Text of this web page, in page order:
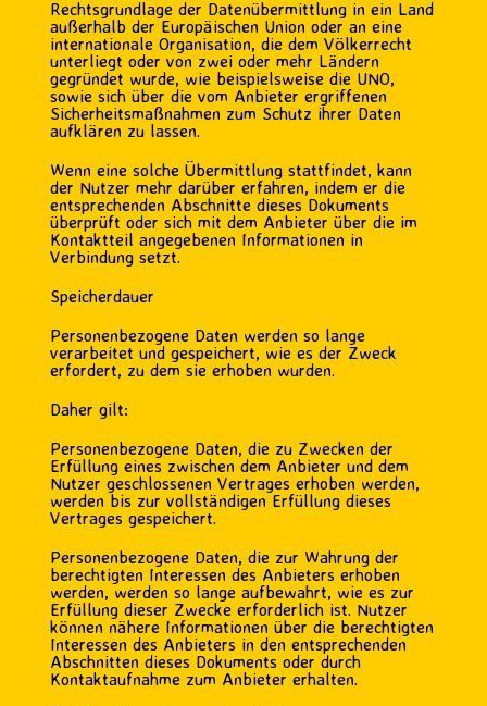
Rechtsgrundlage der Datenübermittlung in ein Land
außerhalb der Europäischen Union oder an eine
internationale Organisation, die dem Völkerrecht
unterliegt oder von zwei oder mehr Ländern
gegründet wurde, wie beispielsweise die UNO,
sowie sich über die vom Anbieter ergriffenen
Sicherheitsmaßnahmen zum Schutz ihrer Daten
aufklären zu lassen.
Wenn eine solche Übermittlung stattfindet, kann
der Nutzer mehr darüber erfahren, indem er die
entsprechenden Abschnitte dieses Dokuments
überprüft oder sich mit dem Anbieter über die im
Kontaktteil angegebenen Informationen in
Verbindung setzt.
Speicherdauer
Personenbezogene Daten werden so lange
verarbeitet und gespeichert, wie es der Zweck
erfordert, zu dem sie erhoben wurden.
Daher gilt:
Personenbezogene Daten, die zu Zwecken der
Erfüllung eines zwischen dem Anbieter und dem
Nutzer geschlossenen Vertrages erhoben werden,
werden bis zur vollständigen Erfüllung dieses
Vertrages gespeichert.
Personenbezogene Daten, die zur Wahrung der
berechtigten Interessen des Anbieters erhoben
werden, werden so lange aufbewahrt, wie es zur
Erfüllung dieser Zwecke erforderlich ist. Nutzer
können nähere Informationen über die berechtigten
Interessen des Anbieters in den entsprechenden
Abschnitten dieses Dokuments oder durch
Kontaktaufnahme zum Anbieter erhalten.